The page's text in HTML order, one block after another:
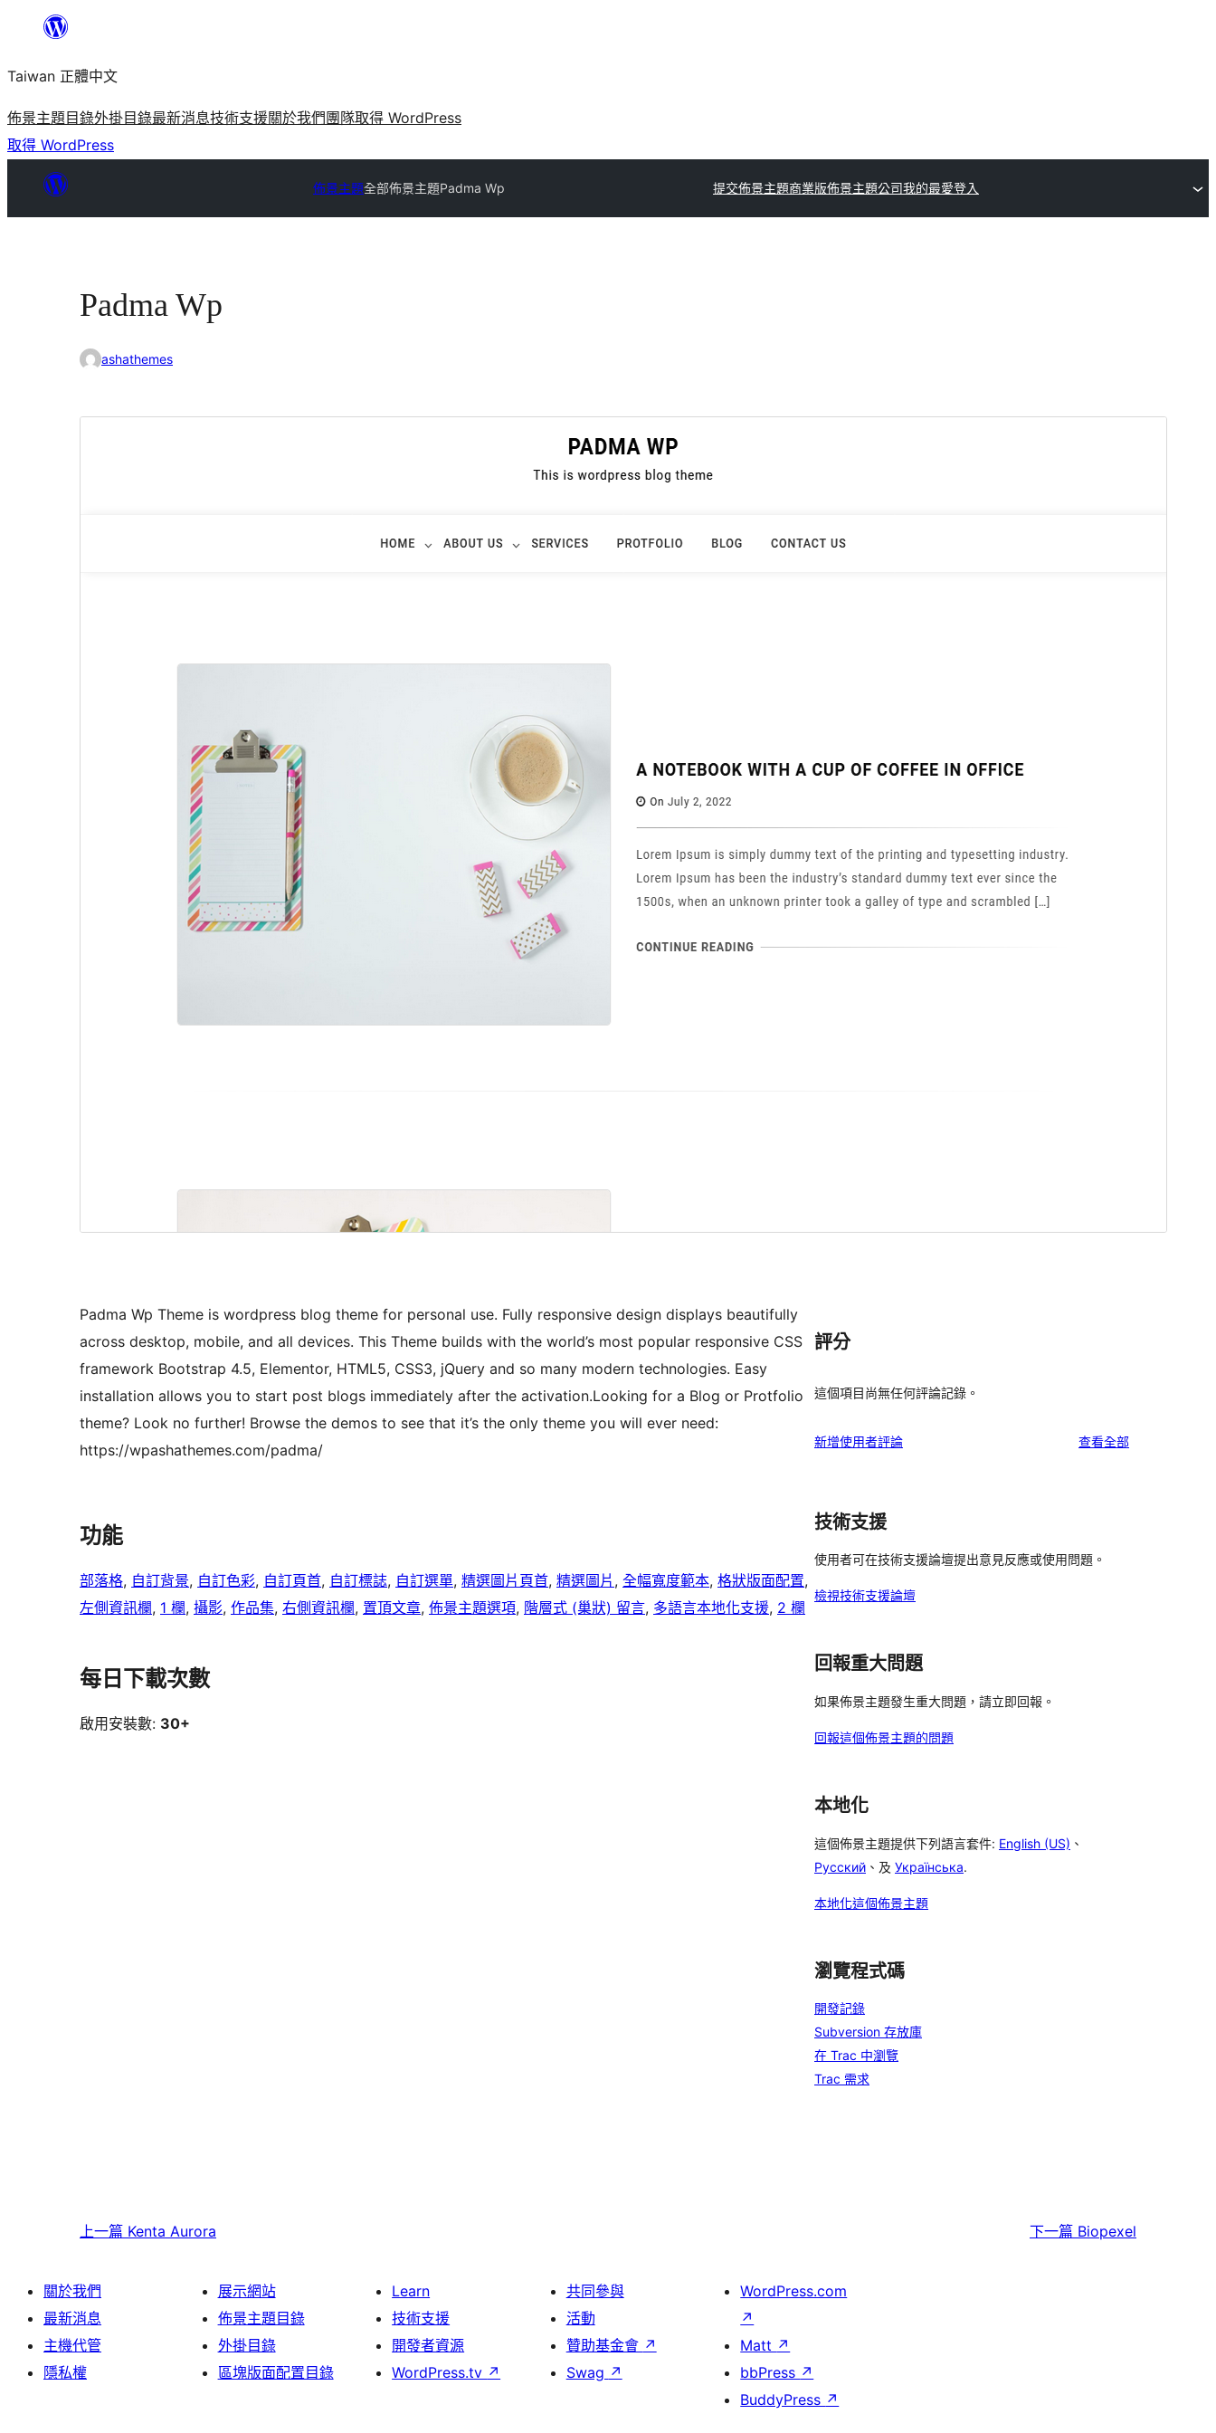
主
要
內
容
Taiwan 正體中文
佈景主題目錄外掛目錄最新消息技術支援關於我們 團隊取得 WordPress
取得 WordPress
佈景主題全部佈景主題Padma Wp 提交佈景主題商業版佈景主題公司我的最愛登入
Padma Wp
ashathemes
版本
Padma Wp Theme is wordpress blog theme for personal use. Fully responsive design displays beautifully
across desktop, mobile, and all devices. This Theme builds with the world’s most popular responsive CSS
framework Bootstrap 4.5, Elementor, HTML5, CSS3, jQuery and so many modern technologies. Easy
installation allows you to start post blogs immediately after the activation.Looking for a Blog or Protfolio
theme? Look no further! Browse the demos to see that it’s the only theme you will ever need:
https://wpashathemes.com/padma/
功能
部落格, 自訂背景, 自訂色彩, 自訂頁首, 自訂標誌, 自訂選單, 精選圖片頁首, 精選圖片 , 全幅寬度範本, 格狀版面配置
左側資訊欄, 1 欄, 攝影, 作品集, 右側資訊欄, 置頂文章, 佈景主題選項, 階層式 (巢狀) 留言, 多語言本地化支援, 2 欄
每日下載次數
啟用安裝數: 30+
評分
這個項目尚無任何評論記錄。
新增使用者評論 查看全部使
技術支援
使用者可在技術支援論壇提出意見反應或使用問題。
檢視技術支援論壇
回報重大問題
如果佈景主題發生重大問題，請立即回報。
回報這個佈景主題的問題
本地化
這個佈景主題提供下列語言套件: English (US) 、
Русский 、及 Українська.
本地化這個佈景主題
瀏覽程式碼
開發記錄
Subversion 存放庫
在 Trac 中瀏覽
Trac 需求
上一篇 Kenta Aurora 下一篇 Biopexel
關於我們
最新消息
主機代管
隱私權
展示網站
佈景主題目錄
外掛目錄
區塊版面配置目錄
Learn
技術支援
開發者資源
WordPress.tv ↗
共同參與
活動
贊助基金會 ↗
Swag ↗
WordPress.com
↗
Matt ↗
bbPress ↗
BuddyPress ↗